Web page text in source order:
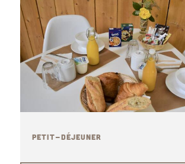
PETIT-DÉJEUNER